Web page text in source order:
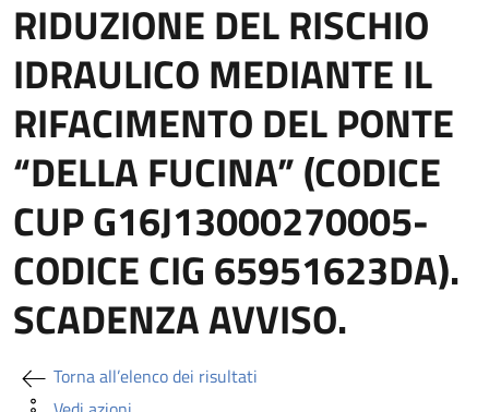
RIDUZIONE DEL RISCHIO
IDRAULICO MEDIANTE IL
RIFACIMENTO DEL PONTE
“DELLA FUCINA” (CODICE
CUP G16J13000270005-
CODICE CIG 65951623DA).
SCADENZA AVVISO.
Torna all’elenco dei risultati